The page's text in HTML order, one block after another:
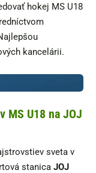
hokej MS U18
kancelárii.
MS U18 na JOJ
sveta v
stanica JOJ